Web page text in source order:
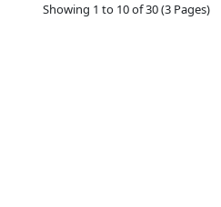
Showing 1 to 10 of 30 (3 Pages)